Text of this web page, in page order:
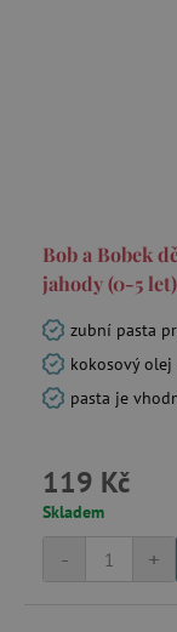
Bob a Bobek
jahody (0-5
zubní pasta
kokosový
pasta je
119 Kč
Skladem
+
-